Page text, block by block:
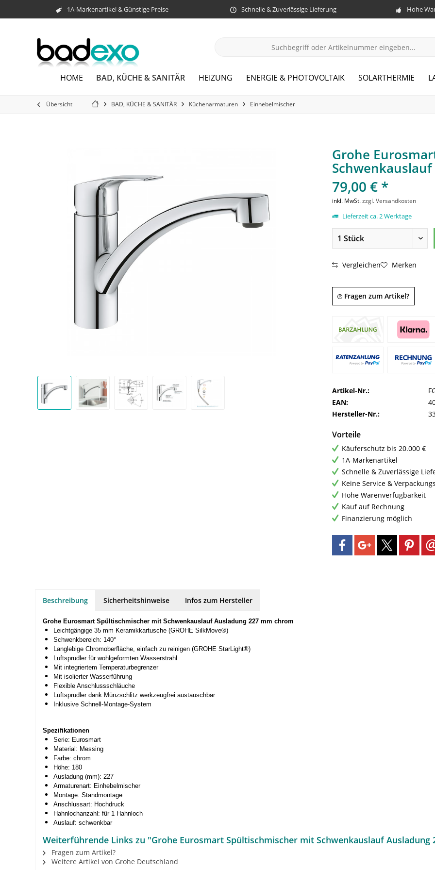
1A-Markenartikel & Günstige Preise Schnelle & Zuverlässige Lieferung Hohe
HOME BAD, KÜCHE & SANITÄR HEIZUNG ENERGIE & PHOTOVOLTAIK SOLARTHERMIE
Übersicht BAD, KÜCHE & SANITÄR Küchenarmaturen Einhebelmischer
Grohe
79,00 € *
inkl. MwSt.zzgl. Versandkosten
Lieferzeit ca. 2 Werktage
Vergleichen Merken
Fragen zum Artikel?
Artikel-Nr.:
EAN:
Hersteller-Nr.:
Vorteile
Käuferschutz bis 20.000 €
1A-Markenartikel
Schnelle & Zuverlässige
Keine Service &
Hohe Warenverfügbarkeit
Kauf auf Rechnung
Finanzierung möglich
Beschreibung Sicherheitshinweise Infos zum Hersteller
Grohe Eurosmart Spültischmischer mit Schwenkauslauf Ausladung 227 mm chrom
Leichtgängige 35 mm Keramikkartusche (GROHE SilkMove®)
Schwenkbereich: 140°
Langlebige Chromoberfläche, einfach zu reinigen (GROHE StarLight®)
Luftsprudler für wohlgeformten Wasserstrahl
Mit integriertem Temperaturbegrenzer
Mit isolierter Wasserführung
Flexible Anschlussschläuche
Luftsprudler dank Münzschlitz werkzeugfrei austauschbar
Inklusive Schnell-Montage-System
Spezifikationen
Serie: Eurosmart
Material: Messing
Farbe: chrom
Höhe: 180
Ausladung (mm): 227
Armaturenart: Einhebelmischer
Montage: Standmontage
Anschlussart: Hochdruck
Hahnlochanzahl: für 1 Hahnloch
Auslauf: schwenkbar
Weiterführende Links zu "Grohe Eurosmart Spültischmischer mit Schwenkauslauf Ausladung
Fragen zum Artikel?
Weitere Artikel von Grohe Deutschland